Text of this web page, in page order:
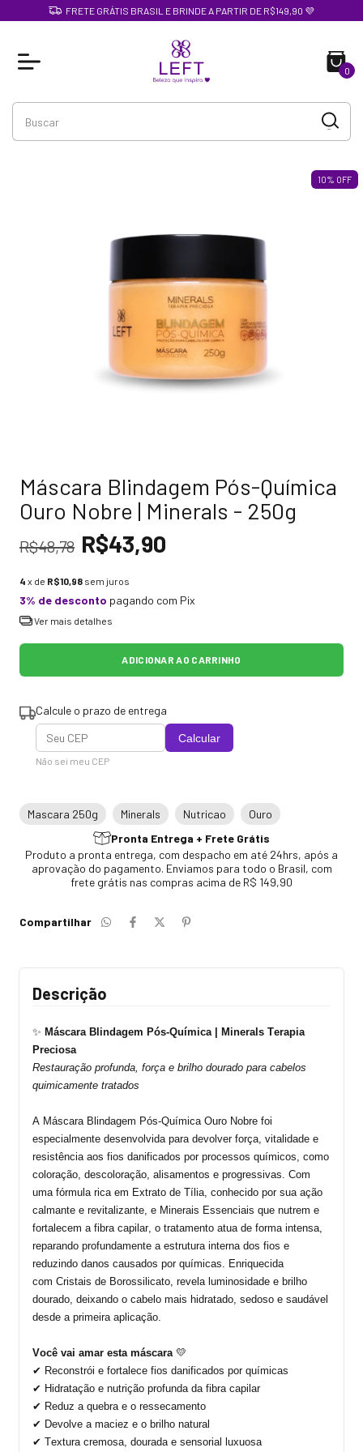
FRETE GRÁTIS BRASIL E BRINDE A PARTIR DE R$149,90 💜
0
10% OFF
Máscara Blindagem Pós-Química
Ouro Nobre | Minerals - 250g
R$48,78 R$43,90
4 x de R$10,98 sem juros
3% de desconto pagando com Pix
Ver mais detalhes
Calcule o prazo de entrega
Calcular
Não sei meu CEP
Mascara 250g Minerals Nutricao
Ouro
Pronta Entrega + Frete Grátis
Produto a pronta entrega, com despacho em até 24hrs, após a
aprovação do pagamento. Enviamos para todo o Brasil, com
frete grátis nas compras acima de R$ 149,90
Compartilhar
Descrição
✨ Máscara Blindagem Pós-Química | Minerals Terapia
Preciosa
Restauração profunda, força e brilho dourado para cabelos
quimicamente tratados
A Máscara Blindagem Pós-Química Ouro Nobre foi
especialmente desenvolvida para devolver força, vitalidade e
resistência aos fios danificados por processos químicos, como
coloração, descoloração, alisamentos e progressivas. Com
uma fórmula rica em Extrato de Tília , conhecido por sua ação
calmante e revitalizante, e Minerais Essenciais que nutrem e
fortalecem a fibra capilar, o tratamento atua de forma intensa,
reparando profundamente a estrutura interna dos fios e
reduzindo danos causados por químicas.
Enriquecida
com Cristais de Borossilicato , revela luminosidade e brilho
dourado, deixando o cabelo mais hidratado, sedoso e saudável
desde a primeira aplicação.
Você vai amar esta máscara 💛
✔ Reconstrói e fortalece fios danificados por químicas
✔ Hidratação e nutrição profunda da fibra capilar
✔ Reduz a quebra e o ressecamento
✔ Devolve a maciez e o brilho natural
✔ Textura cremosa, dourada e sensorial luxuosa